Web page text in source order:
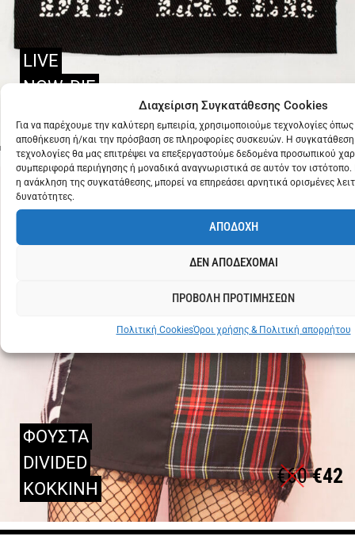
Διαχείριση Συγκατάθεσης Cookies
Για να παρέχουμε την καλύτερη εμπειρία, χρησιμοποιούμε τεχνολογίες
αποθήκευση ή/και την πρόσβαση σε πληροφορίες συσκευών. Η συγκατάθεση
τεχνολογίες θα μας επιτρέψει να επεξεργαστούμε δεδομένα προσωπικού
συμπεριφορά περιήγησης ή μοναδικά αναγνωριστικά σε αυτόν τον
η ανάκληση της συγκατάθεσης, μπορεί να επηρεάσει αρνητικά ορισμένες
δυνατότητες.
ΑΠΟΔΟΧΗ
ΔΕΝ ΑΠΟΔΕΧΟΜΑΙ
ΠΡΟΒΟΛΗ ΠΡΟΤΙΜΗΣΕΩΝ
Πολιτική CookiesΌροι χρήσης & Πολιτική απορρήτου
LIVE
NOW DIE
€2
ΦΟΥΣΤΑ
DIVIDED
ΚΟΚΚΙΝΗ
€60 €42